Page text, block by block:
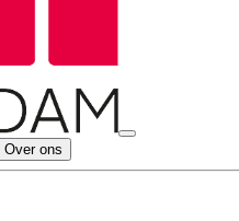
Over ons